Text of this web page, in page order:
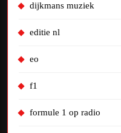
dijkmans muziek
editie nl
eo
f1
formule 1 op radio